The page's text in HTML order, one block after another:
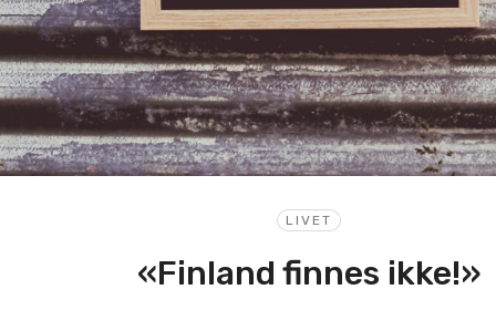
LIVET
«Finland finnes ikke!»